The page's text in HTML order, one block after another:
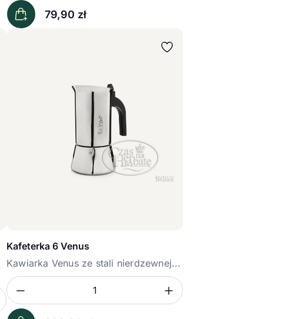
79,90 zł
ilość
Kafeterka 6 Venus
Kawiarka Venus ze stali nierdzewnej...
IlośćZmniejsz ilość Zwiększ ilość